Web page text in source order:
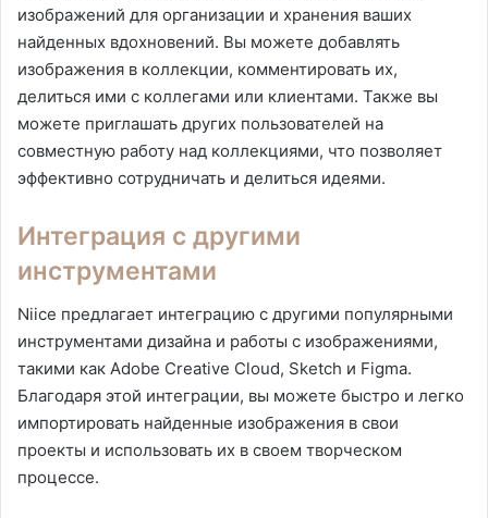
изображений для организации и хранения ваших
найденных вдохновений. Вы можете добавлять
изображения в коллекции, комментировать их,
делиться ими с коллегами или клиентами. Также вы
можете приглашать других пользователей на
совместную работу над коллекциями, что позволяет
эффективно сотрудничать и делиться идеями.
Интеграция с другими
инструментами
Niice предлагает интеграцию с другими популярными
инструментами дизайна и работы с изображениями,
такими как Adobe Creative Cloud, Sketch и Figma.
Благодаря этой интеграции, вы можете быстро и легко
импортировать найденные изображения в свои
проекты и использовать их в своем творческом
процессе.